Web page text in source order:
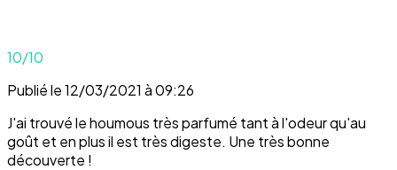
10/10
Publié le 12/03/2021 à 09:26
J'ai trouvé le houmous très parfumé tant à l'odeur qu'au
goût et en plus il est très digeste. Une très bonne
découverte !